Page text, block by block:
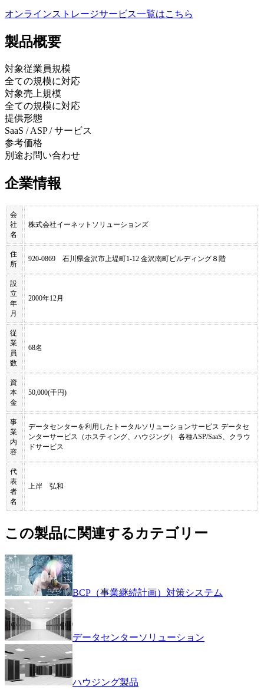
オンラインストレージサービス一覧はこちら
製品概要
対象従業員規模
全ての規模に対応
対象売上規模
全ての規模に対応
提供形態
SaaS / ASP / サービス
参考価格
別途お問い合わせ
企業情報
会
社
名
株式会社イーネットソリューションズ
住
所
920-0869 石川県金沢市上堤町1-12 金沢南町ビルディング８階
設
立
年
月
2000年12月
従
業
員
数
68名
資
本
金
50,000(千円)
事
業
内
容
データセンターを利用したトータルソリューションサービス データセ
ンターサービス（ホスティング、ハウジング） 各種ASP/SaaS、クラウ
ドサービス
代
表
者
名
上岸 弘和
この製品に関連するカテゴリー
BCP（事業継続計画）対策システム
データセンターソリューション
ハウジング製品